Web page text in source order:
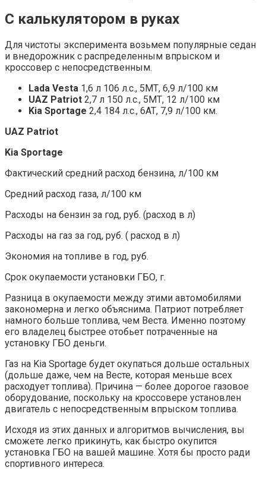
С калькулятором в руках
Для чистоты эксперимента возьмем популярные седан
и внедорожник с распределенным впрыском и
кроссовер с непосредственным.
Lada Vesta 1,6 л 106 л.с., 5МТ, 6,9 л/100 км
UAZ Patriot 2,7 л 150 л.с., 5МТ, 12 л/100 км
Kia Sportage 2,4 184 л.с., 6АТ, 7,9 л/100 км.
UAZ Patriot
Kia Sportage
Фактический средний расход бензина, л/100 км
Средний расход газа, л/100 км
Расходы на бензин за год, руб. (расход в л)
Расходы на газ за год, руб. ( расход в л)
Экономия на топливе в год, руб.
Срок окупаемости установки ГБО, г.
Разница в окупаемости между этими автомобилями
закономерна и легко объяснима. Патриот потребляет
намного больше топлива, чем Веста. Именно поэтому
его владелец быстрее отобьет потраченные на
установку ГБО деньги.
Газ на Kia Sportage будет окупаться дольше остальных
(дольше даже, чем на Весте, которая меньше всех
расходует топлива). Причина — более дорогое газовое
оборудование, поскольку на кроссовере установлен
двигатель с непосредственным впрыском топлива.
Исходя из этих данных и алгоритмов вычисления, вы
сможете легко прикинуть, как быстро окупится
установка ГБО на вашей машине. Хотя бы просто ради
спортивного интереса.